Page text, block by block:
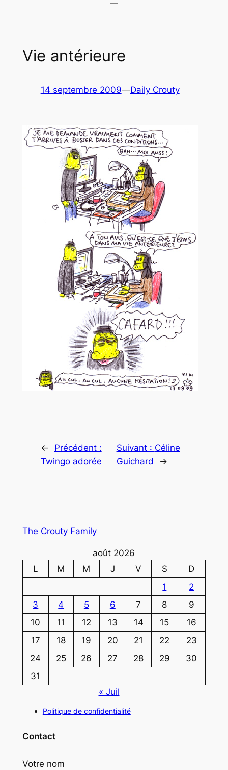
Vie antérieure
14 septembre 2009—Daily Crouty
←
Précédent :
Twingo adorée
Suivant : Céline
Guichard
→
The Crouty Family
août 2026
L
M M J V S
D
1
2
3
4 5 6 7 8
9
10
11 12 13 14 15
16
17
18 19 20 21 22
23
24
25 26 27 28 29
30
31
« Juil
Politique de confidentialité
Contact
Votre nom